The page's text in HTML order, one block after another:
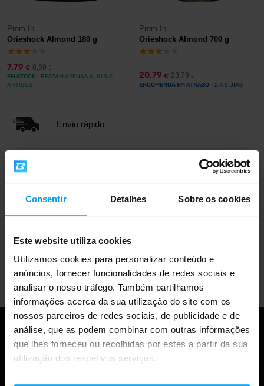
Consentir Detalhes Sobre os cookies
Este website utiliza cookies
Utilizamos cookies para personalizar conteúdo e
anúncios, fornecer funcionalidades de redes sociais e
analisar o nosso tráfego. Também partilhamos
informações acerca da sua utilização do site com os
nossos parceiros de redes sociais, de publicidade e de
análise, que as podem combinar com outras informações
que lhes forneceu ou recolhidas por estes a partir da sua
utilização dos respetivos serviços.
Prom-In
Orieshock Almond 180 g
7,79 € 8,59€
EM STOCK - RESTAM APENAS ALGUNS
ARTIGOS
Prom-In
Orieshock Almond 700 g
20,79 € 23,79€
ENCOMENDA EM ATRASO - 2 A 5 DIAS
Envio rápido
Mais de 1.000.000 de clientes
Apoio ao cliente profissional